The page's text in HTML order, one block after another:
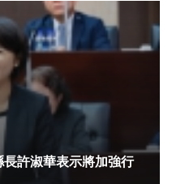
許淑華表示將加強行